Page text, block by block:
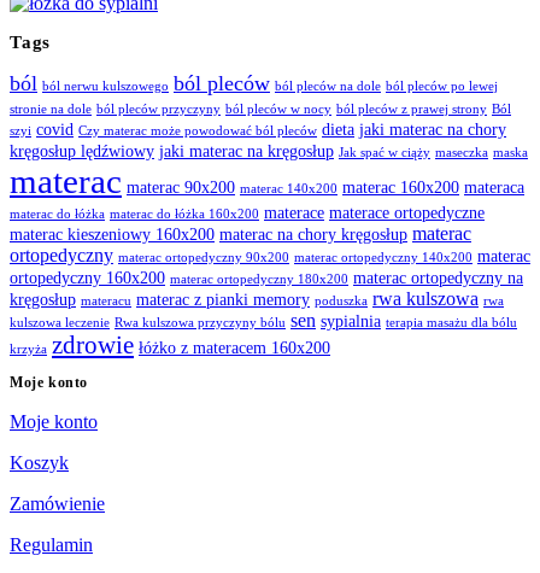
Tags
ból ból nerwu kulszowego ból pleców ból pleców na dole ból pleców po lewej
stronie na dole ból pleców przyczyny ból pleców w nocy ból pleców z prawej strony Ból
szyi covid Czy materac może powodować ból pleców dieta jaki materac na chory
kręgosłup lędźwiowy jaki materac na kręgosłup Jak spać w ciąży maseczka maska
materac materac 90x200 materac 140x200 materac 160x200 materaca
materac do łóżka materac do łóżka 160x200 materace materace ortopedyczne
materac kieszeniowy 160x200 materac na chory kręgosłup materac
ortopedyczny materac ortopedyczny 90x200 materac ortopedyczny 140x200 materac
ortopedyczny 160x200 materac ortopedyczny 180x200 materac ortopedyczny na
kręgosłup materacu materac z pianki memory poduszka rwa kulszowa rwa
kulszowa leczenie Rwa kulszowa przyczyny bólu sen sypialnia terapia masażu dla bólu
krzyża zdrowie łóżko z materacem 160x200
Moje konto
Moje konto
Koszyk
Zamówienie
Regulamin